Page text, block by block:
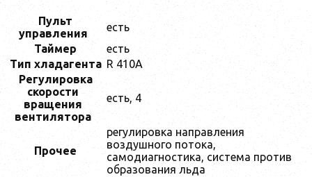
Пульт
управления
есть
Таймер
есть
Тип хладагента R 410A
Регулировка
скорости
вращения
вентилятора
есть, 4
Прочее
регулировка направления
воздушного потока,
самодиагностика, система против
образования льда